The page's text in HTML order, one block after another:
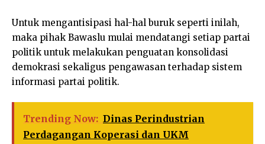
Untuk mengantisipasi hal-hal buruk seperti inilah,
maka pihak Bawaslu mulai mendatangi setiap partai
politik untuk melakukan penguatan konsolidasi
demokrasi sekaligus pengawasan terhadap sistem
informasi partai politik.
Trending Now: Dinas Perindustrian
Perdagangan Koperasi dan UKM